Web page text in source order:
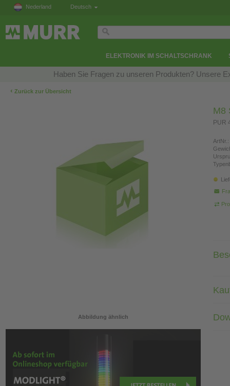
Nederland Deutsch
ELEKTRONIK IM SCHALTSCHRANK
Haben Sie Fragen zu unseren Produkten? Unsere
‹ Zurück zur Übersicht
Abbildung ähnlich
M8
PUR
ArtNr.: